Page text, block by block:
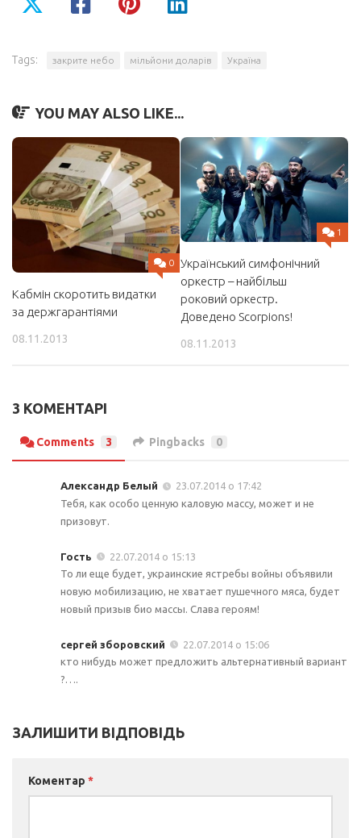
Tags: закрите небо мільйони доларів Україна
YOU MAY ALSO LIKE...
0
Кабмін скоротить видатки
за держгарантіями
08.11.2013
1
Український симфонічний
оркестр – найбільш
роковий оркестр.
Доведено Scorpions!
08.11.2013
3 КОМЕНТАРІ
Comments 3 Pingbacks 0
Александр Белый
23.07.2014 о 17:42
Тебя, как особо ценную каловую массу, может и не
призовут.
Гость
22.07.2014 о 15:13
То ли еще будет, украинские ястребы войны объявили
новую мобилизацию, не хватает пушечного мяса, будет
новый призыв био массы. Слава героям!
сергей зборовский
22.07.2014 о 15:06
кто нибудь может предложить альтернативный вариант
?….
ЗАЛИШИТИ ВІДПОВІДЬ
Коментар *